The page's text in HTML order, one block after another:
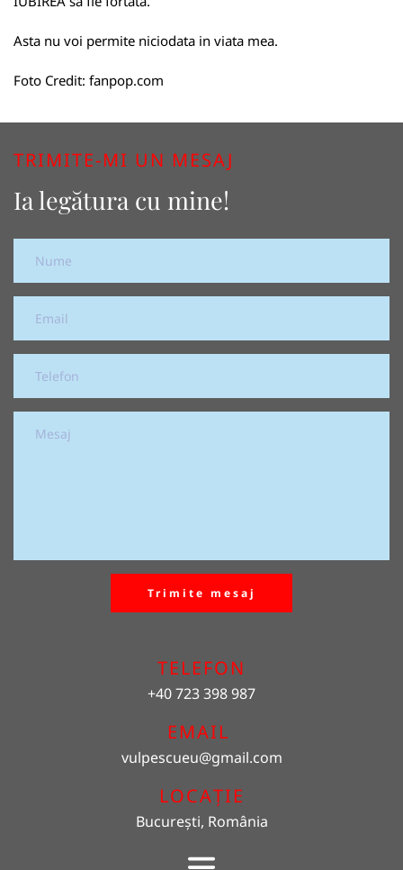
Asta nu voi permite niciodata in viata mea.
Foto Credit: fanpop.com
TRIMITE-MI UN MESAJ
Ia legătura cu mine!
Trimite mesaj
TELEFON
+40 723 398 987
EMAIL
vulpescueu@gmail.com
LOCAȚIE
București, România